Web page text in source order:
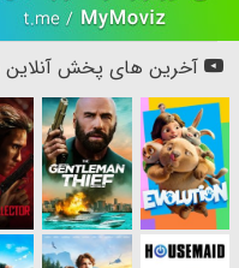
آخرین های پخش آنلاین